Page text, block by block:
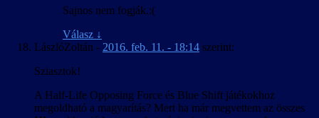
Sajnos nem fogják.:(
Válasz ↓
LászlóZoltán - 2016. feb. 11. - 18:14 szerint:
Sziasztok!
A Half-Life Opposing Force és Blue Shift játékokhoz
megoldható a magyarítás? Mert ha már megvettem az összes